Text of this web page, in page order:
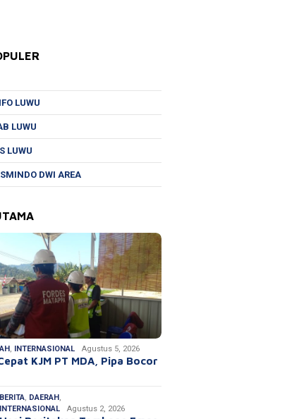
LUWU
LUWU
LUWU
DWI AREA
, INTERNASIONAL Agustus 5, 2026
KJM PT MDA, Pipa Bocor
BERITA, DAERAH,
INTERNASIONAL
Agustus 2, 2026